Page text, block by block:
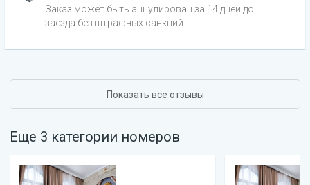
Заказ может быть аннулирован за 14 дней до
заезда без штрафных санкций
Показать все отзывы
Еще 3 категории номеров